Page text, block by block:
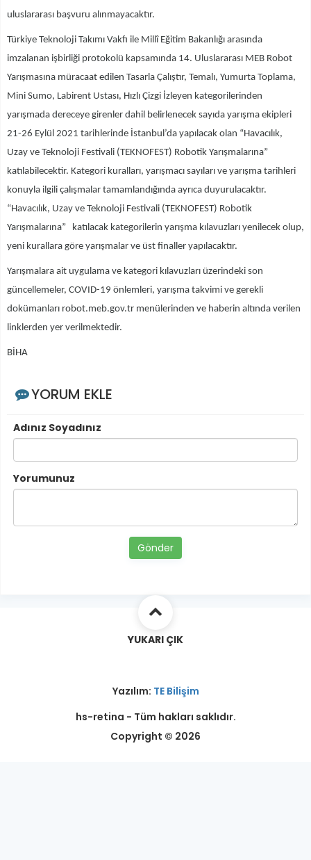
uluslararası başvuru alınmayacaktır.
Türkiye Teknoloji Takımı Vakfı ile Millî Eğitim Bakanlığı arasında
imzalanan işbirliği protokolü kapsamında 14. Uluslararası MEB Robot
Yarışmasına müracaat edilen Tasarla Çalıştır, Temalı, Yumurta Toplama,
Mini Sumo, Labirent Ustası, Hızlı Çizgi İzleyen kategorilerinden
yarışmada dereceye girenler dahil belirlenecek sayıda yarışma ekipleri
21-26 Eylül 2021 tarihlerinde İstanbul’da yapılacak olan “Havacılık,
Uzay ve Teknoloji Festivali (TEKNOFEST) Robotik Yarışmalarına”
katılabilecektir. Kategori kuralları, yarışmacı sayıları ve yarışma tarihleri
konuyla ilgili çalışmalar tamamlandığında ayrıca duyurulacaktır.
“Havacılık, Uzay ve Teknoloji Festivali (TEKNOFEST) Robotik
Yarışmalarına” katılacak kategorilerin yarışma kılavuzları yenilecek olup,
yeni kurallara göre yarışmalar ve üst finaller yapılacaktır.
Yarışmalara ait uygulama ve kategori kılavuzları üzerindeki son
güncellemeler, COVID-19 önlemleri, yarışma takvimi ve gerekli
dokümanları robot.meb.gov.tr menülerinden ve haberin altında verilen
linklerden yer verilmektedir.
BİHA
YORUM EKLE
Adınız Soyadınız
Yorumunuz
Gönder
YUKARI ÇIK
Yazılım: TE Bilişim
hs-retina - Tüm hakları saklıdır.
Copyright © 2026